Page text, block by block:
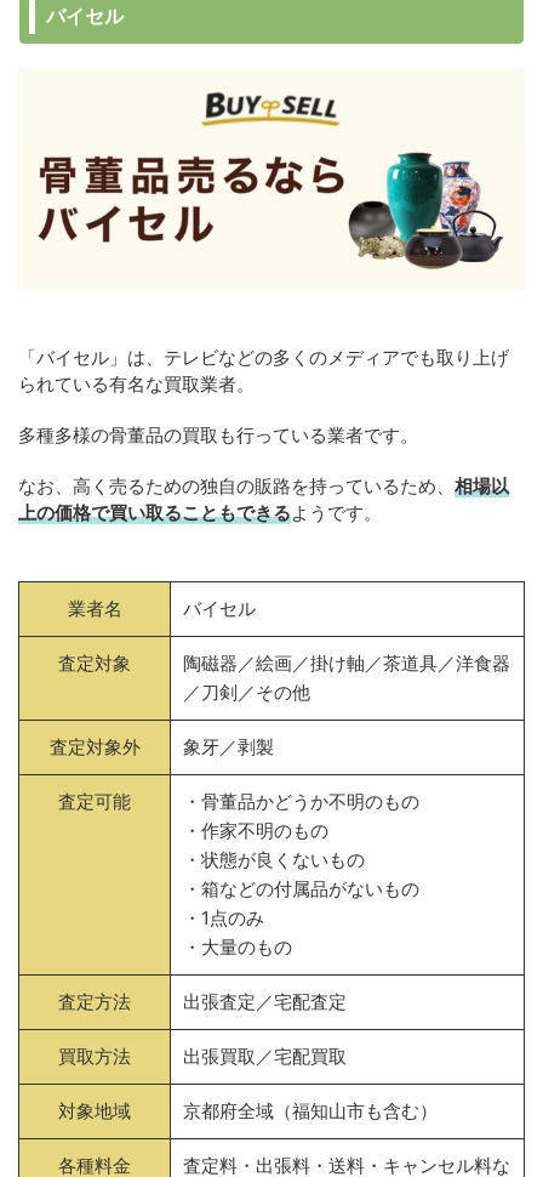
バイセル
「バイセル」は、テレビなどの多くのメディアでも取り上げ
られている有名な買取業者。
多種多様の骨董品の買取も行っている業者です。
なお、高く売るための独自の販路を持っているため、 相場以
上の価格で買い取ることもできるようです。
業者名 バイセル
査定対象
陶磁器／絵画／掛け軸／茶道具／洋食器
／刀剣／その他
査定対象外 象牙／剥製
査定可能
・骨董品かどうか不明のもの
・作家不明のもの
・状態が良くないもの
・箱などの付属品がないもの
・1点のみ
・大量のもの
査定方法 出張査定／宅配査定
買取方法 出張買取／宅配買取
対象地域 京都府全域（福知山市も含む）
各種料金
査定料・出張料・送料・キャンセル料な